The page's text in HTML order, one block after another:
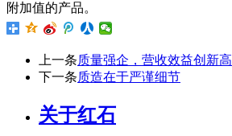
附加值的产品。
上一条质量强企，营收效益创新高
下一条质造在于严谨细节
关于红石